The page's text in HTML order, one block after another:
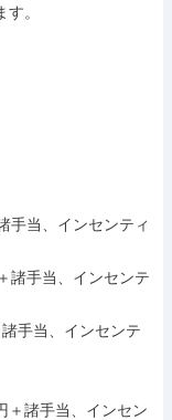
。
手当、インセンティ
諸手当、インセンテ
手当、インセンテ
＋諸手当、インセン